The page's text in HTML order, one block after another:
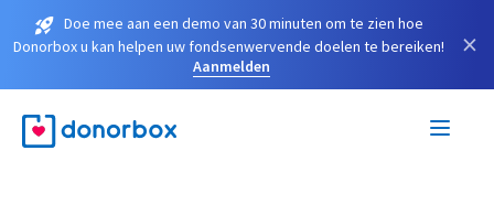
Doe mee aan een demo van 30 minuten om te zien hoe
Donorbox u kan helpen uw fondsenwervende doelen te bereiken!
Aanmelden
×